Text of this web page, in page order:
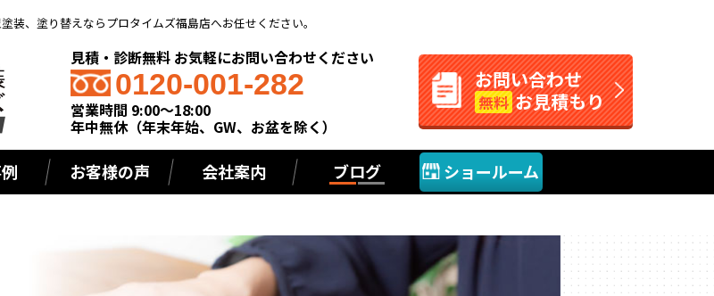
、塗り替えならプロタイムズ福島店へお任せください。
見積・診断無料 お気軽にお問い合わせください
0120-001-282
営業時間 9:00～18:00
年中無休（年末年始、GW、お盆を除く）
お問い合わせ
無料 お見積もり
お客様の声 会社案内 ブログ ショールーム